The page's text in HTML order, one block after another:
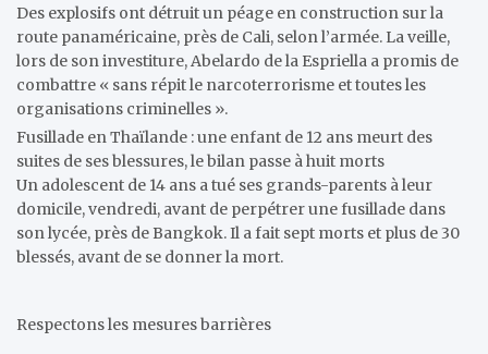
Des explosifs ont détruit un péage en construction sur la
route panaméricaine, près de Cali, selon l’armée. La veille,
lors de son investiture, Abelardo de la Espriella a promis de
combattre « sans répit le narcoterrorisme et toutes les
organisations criminelles ».
Fusillade en Thaïlande : une enfant de 12 ans meurt des
suites de ses blessures, le bilan passe à huit morts
Un adolescent de 14 ans a tué ses grands-parents à leur
domicile, vendredi, avant de perpétrer une fusillade dans
son lycée, près de Bangkok. Il a fait sept morts et plus de 30
blessés, avant de se donner la mort.
Respectons les mesures barrières